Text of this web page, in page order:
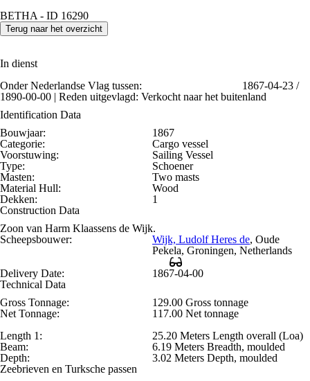
BETHA - ID 16290
Terug naar het overzicht
In dienst
Onder Nederlandse Vlag tussen:
1867-04-23 /
1890-00-00 | Reden uitgevlagd: Verkocht naar het buitenland
Identification Data
Bouwjaar:
1867
Categorie:
Cargo vessel
Voorstuwing:
Sailing Vessel
Type:
Schoener
Masten:
Two masts
Material Hull:
Wood
Dekken:
1
Construction Data
Zoon van Harm Klaassens de Wijk.
Scheepsbouwer:
Wijk, Ludolf Heres de, Oude
Pekela, Groningen, Netherlands
Delivery Date:
1867-04-00
Technical Data
Gross Tonnage:
129.00 Gross tonnage
Net Tonnage:
117.00 Net tonnage
Length 1:
25.20 Meters Length overall (Loa)
Beam:
6.19 Meters Breadth, moulded
Depth:
3.02 Meters Depth, moulded
Zeebrieven en Turksche passen